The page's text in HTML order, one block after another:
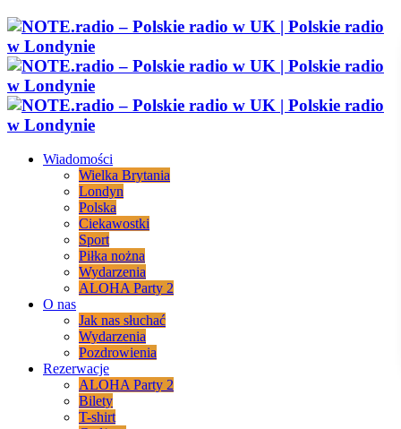
Wiadomości
Wielka Brytania
Londyn
Polska
Ciekawostki
Sport
Piłka nożna
Wydarzenia
ALOHA Party 2
O nas
Jak nas słuchać
Wydarzenia
Pozdrowienia
Rezerwacje
ALOHA Party 2
Bilety
T-shirt